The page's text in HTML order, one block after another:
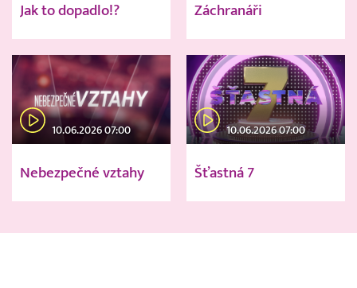
Jak to dopadlo!? Záchranáři
10.06.2026 07:00
Nebezpečné vztahy
10.06.2026 07:00
Šťastná 7